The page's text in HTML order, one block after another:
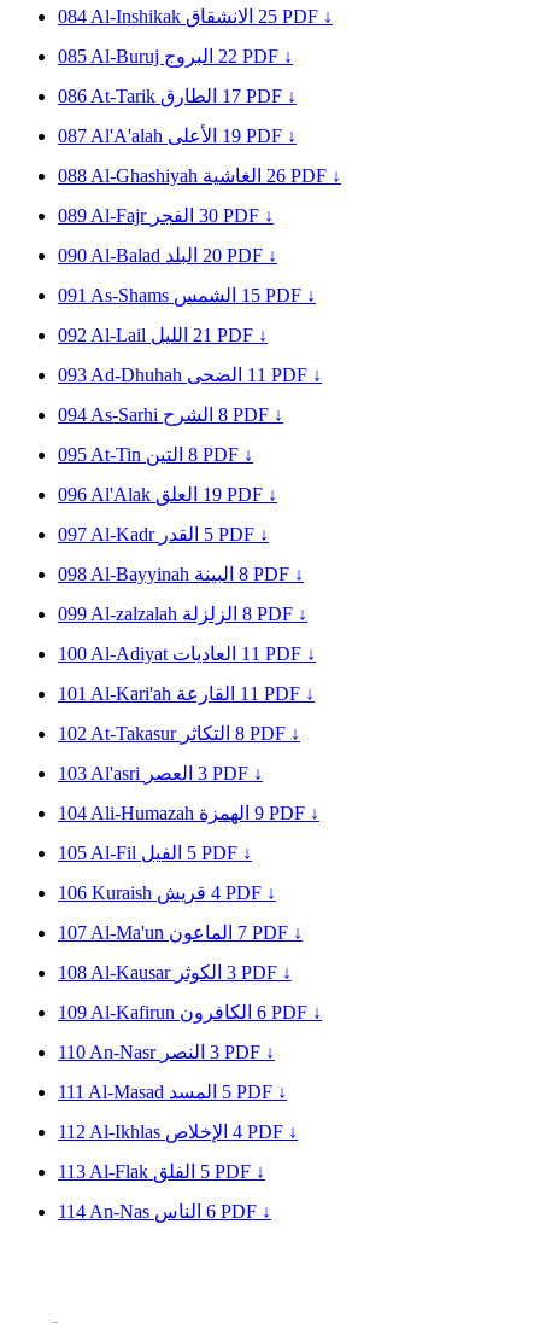
084 Al-Inshikak الانشقاق 25 PDF ↓
085 Al-Buruj البروج 22 PDF ↓
086 At-Tarik الطارق 17 PDF ↓
087 Al'A'alah الأعلى 19 PDF ↓
088 Al-Ghashiyah الغاشية 26 PDF ↓
089 Al-Fajr الفجر 30 PDF ↓
090 Al-Balad البلد 20 PDF ↓
091 As-Shams الشمس 15 PDF ↓
092 Al-Lail الليل 21 PDF ↓
093 Ad-Dhuhah الضحى 11 PDF ↓
094 As-Sarhi الشرح 8 PDF ↓
095 At-Tin التين 8 PDF ↓
096 Al'Alak العلق 19 PDF ↓
097 Al-Kadr القدر 5 PDF ↓
098 Al-Bayyinah البينة 8 PDF ↓
099 Al-zalzalah الزلزلة 8 PDF ↓
100 Al-Adiyat العاديات 11 PDF ↓
101 Al-Kari'ah القارعة 11 PDF ↓
102 At-Takasur التكاثر 8 PDF ↓
103 Al'asri العصر 3 PDF ↓
104 Ali-Humazah الهمزة 9 PDF ↓
105 Al-Fil الفيل 5 PDF ↓
106 Kuraish قريش 4 PDF ↓
107 Al-Ma'un الماعون 7 PDF ↓
108 Al-Kausar الكوثر 3 PDF ↓
109 Al-Kafirun الكافرون 6 PDF ↓
110 An-Nasr النصر 3 PDF ↓
111 Al-Masad المسد 5 PDF ↓
112 Al-Ikhlas الإخلاص 4 PDF ↓
113 Al-Flak الفلق 5 PDF ↓
114 An-Nas الناس 6 PDF ↓